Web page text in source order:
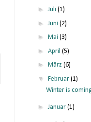
► Juli (1)
► Juni (2)
► Mai (3)
► April (5)
► März (6)
▼ Februar (1)
Winter is
► Januar (1)